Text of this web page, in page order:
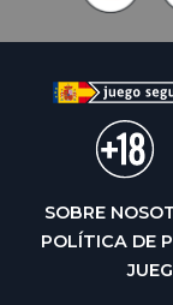
SOBRE
POLÍTICA DE